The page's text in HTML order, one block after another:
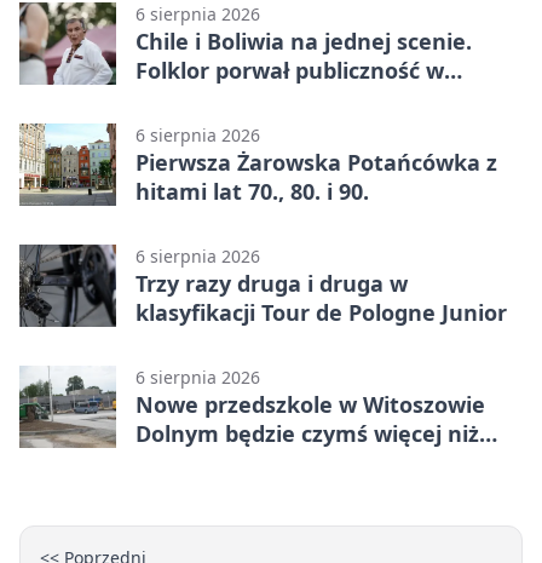
6 sierpnia 2026
Chile i Boliwia na jednej scenie.
Folklor porwał publiczność w
6 sierpnia 2026
Pierwsza Żarowska Potańcówka z
hitami lat 70., 80. i 90.
6 sierpnia 2026
Trzy razy druga i druga w
klasyfikacji Tour de Pologne Junior
6 sierpnia 2026
Nowe przedszkole w Witoszowie
Dolnym będzie czymś więcej niż
<< Poprzedni